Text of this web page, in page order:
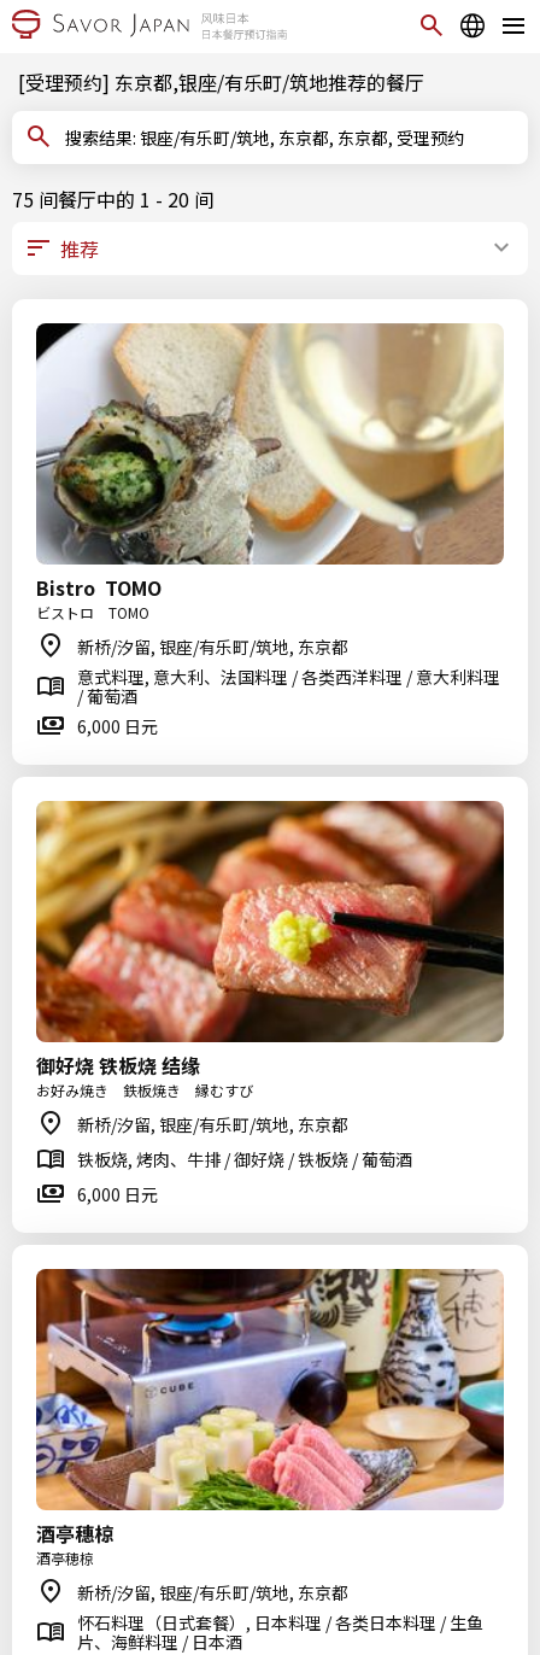
[受理预约] 东京都,银座/有乐町/筑地推荐的餐厅
搜索结果: 银座/有乐町/筑地, 东京都, 东京都, 受理预约
75 间餐厅中的 1 - 20 间
Bistro TOMO
ビストロ TOMO
新桥/汐留, 银座/有乐町/筑地, 东京都
意式料理, 意大利、法国料理 / 各类西洋料理 / 意大利料理
/ 葡萄酒
6,000 日元
御好烧 铁板烧 结缘
お好み焼き 鉄板焼き 縁むすび
新桥/汐留, 银座/有乐町/筑地, 东京都
铁板烧, 烤肉、牛排 / 御好烧 / 铁板烧 / 葡萄酒
6,000 日元
酒亭穗椋
酒亭穂椋
新桥/汐留, 银座/有乐町/筑地, 东京都
怀石料理（日式套餐）, 日本料理 / 各类日本料理 / 生鱼
片、海鲜料理 / 日本酒